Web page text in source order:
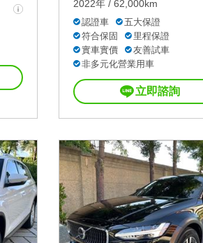
2022年 / 62,000km
認證車
五大保證
符合保固
里程保證
實車實價
友善試車
非多元化營業用車
立即諮詢